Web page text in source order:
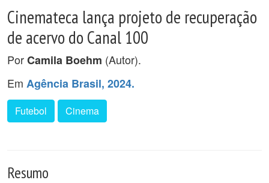
Cinemateca lança projeto de recuperação
de acervo do Canal 100
PorCamila Boehm (Autor).
Em Agência Brasil, 2024.
Futebol Cinema
Resumo